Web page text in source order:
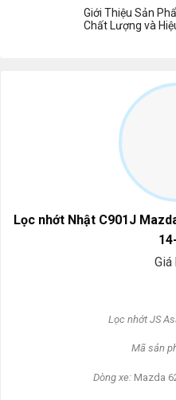
Giới Thiệu Sản
Chất Lượng và
Lọc nhớt Nhật C901J
Giá
L ọc nhớt JS
Mã sản
Dòng xe: Mazda